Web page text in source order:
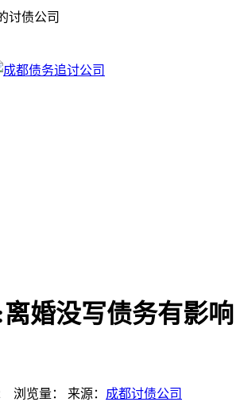
讨债公司
婚没写债务有影响
浏览量： 来源： 成都讨债公司